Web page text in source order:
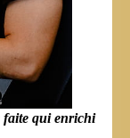
faite qui enrichi